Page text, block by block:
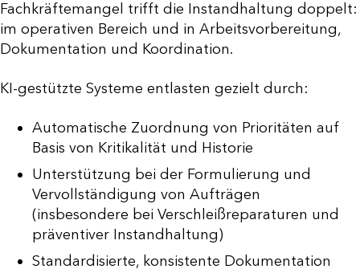
Fachkräftemangel trifft die Instandhaltung doppelt:
im operativen Bereich und in Arbeitsvorbereitung,
Dokumentation und Koordination.
KI-gestützte Systeme entlasten gezielt durch:
Automatische Zuordnung von Prioritäten auf
Basis von Kritikalität und Historie
Unterstützung bei der Formulierung und
Vervollständigung von Aufträgen
(insbesondere bei Verschleißreparaturen und
präventiver Instandhaltung)
Standardisierte, konsistente Dokumentation